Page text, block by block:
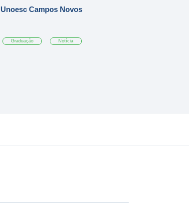
Unoesc Campos Novos
Graduação Notícia